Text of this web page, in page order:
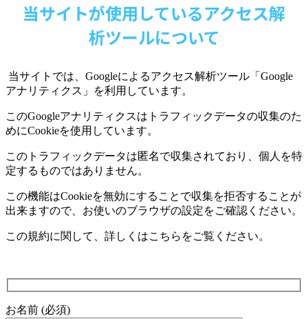
当サイトが使用しているアクセス解
析ツールについて
当サイトでは、 Googleによるアクセス解析ツール「 Google
アナリティクス」を利用しています。
このGoogleアナリティクスはトラフィックデータの収集のた
めにCookieを使用しています。
このトラフィックデータは匿名で収集されており、個人を特
定するものではありません。
この機能はCookieを無効にすることで収集を拒否することが
出来ますので、お使いのブラウザの設定をご確認ください。
この規約に関して、詳しくはこちらをご覧ください。
お名前 (必須)